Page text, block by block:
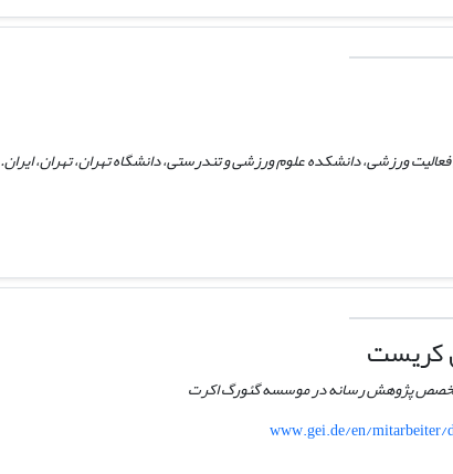
ورزشی، دانشکده علوم ورزشی و تندرستی، دانشگاه تهران، تهران، ایران.
کریست
پژوهش رسانه در موسسه گئورگ اکرت
www.gei.de/en/